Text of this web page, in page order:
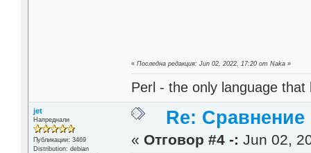
«Последна редакция: Jun 02, 2022, 17:20 от Naka »
Perl - the only language
jet
Напреднали
Публикации: 3469
Distribution: debian
Re:
« Отговор #4 -: Jun 02,